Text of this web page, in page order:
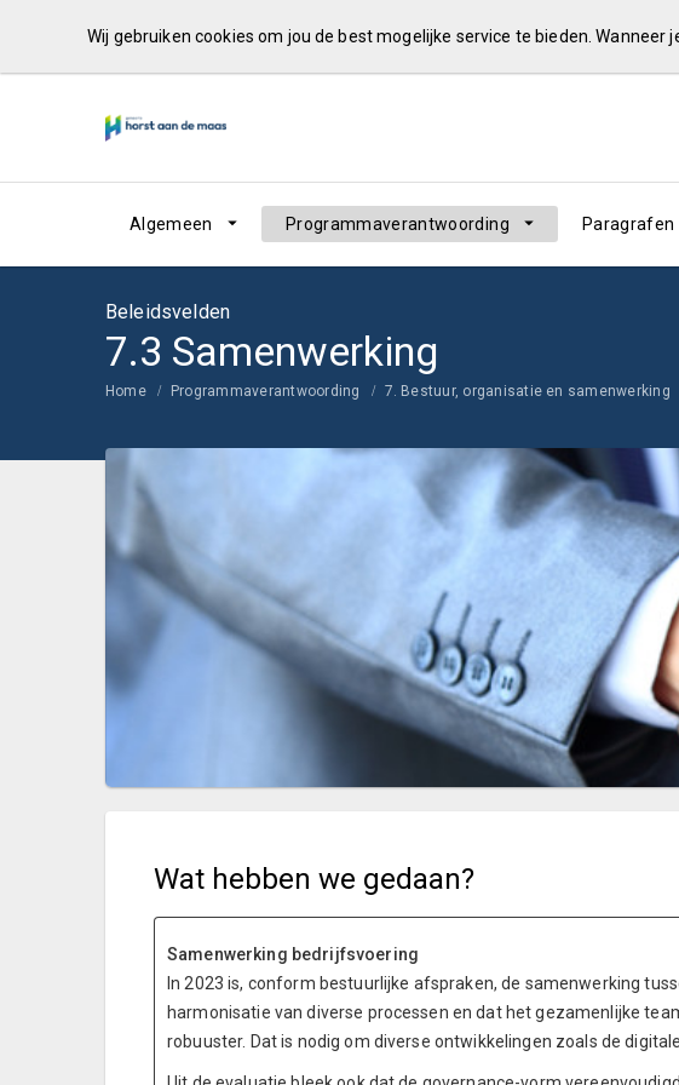
Wij gebruiken cookies om jou de best mogelijke service te bieden. Wanneer
Algemeen Programmaverantwoording Paragrafen
Beleidsvelden
7.3 Samenwerking
Home Programmaverantwoording 7. Bestuur, organisatie en samenwerking
Wat hebben we gedaan?
Samenwerking bedrijfsvoering
In 2023 is, conform bestuurlijke afspraken, de samenwerking
harmonisatie van diverse processen en dat het gezamenlijke
robuuster. Dat is nodig om diverse ontwikkelingen zoals de